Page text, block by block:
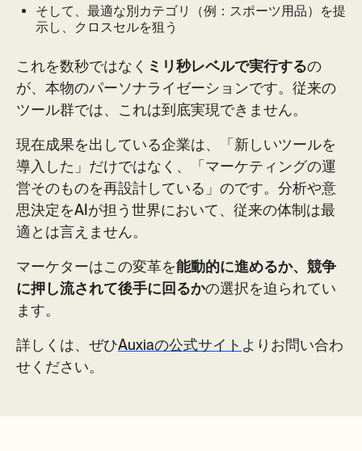
そして、最適な別カテゴリ（例：スポーツ用品）を提
示し、クロスセルを狙う
これを数秒ではなく ミリ秒レベルで実行するの
が、本物のパーソナライゼーションです。従来の
ツール群では、これは到底実現できません。
現在成果を出している企業は、「新しいツールを
導入した」だけではなく、「マーケティングの運
営そのものを再設計している」のです。分析や意
思決定をAIが担う世界において、従来の体制は最
適とは言えません。
マーケターはこの変革を能動的に進めるか、競争
に押し流されて後手に回るかの選択を迫られてい
ます。
詳しくは、ぜひAuxiaの公式サイト よりお問い合わ
せください。